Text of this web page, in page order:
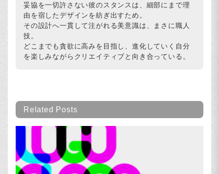
妥協を一切許さない彼のスタンスは、細部にまで理
由を宿したデザインを紡ぎ出すため。
その設計へ一貫して注がれる美意識は、まさに職人
技。
どこまでも貪欲に高みを目指し、進化していく自分
を楽しみながらクリエイティブと向き合っている。
Related Posts